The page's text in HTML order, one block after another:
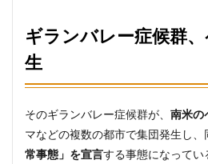
ギランバレー症候群
生
そのギランバレー症候群が、 南米の
マなどの複数の都市で集団発生し、
常事態」を宣言する事態になってい